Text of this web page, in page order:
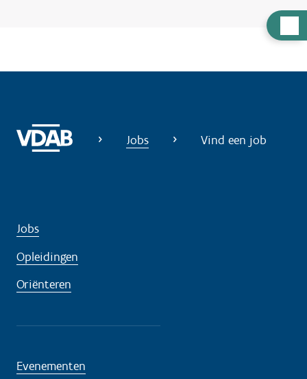
u
Jobs Vind een job
Jobs
Opleidingen
Oriënteren
Evenementen